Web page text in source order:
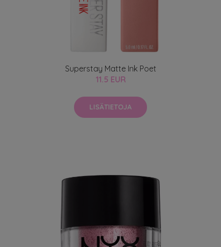
Superstay Matte Ink Poet
11.5 EUR
LISÄTIETOJA